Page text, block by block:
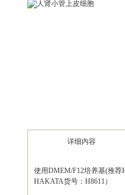
详细内容
使用DMEM/F12培养基(推
HAKATA货号：H8611）